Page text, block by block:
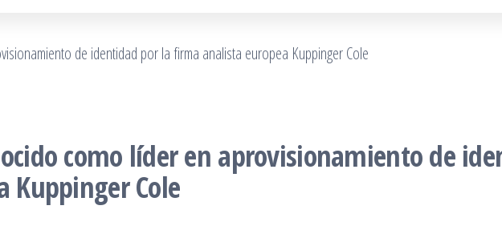
como líder en aprovisionamiento de
Cole